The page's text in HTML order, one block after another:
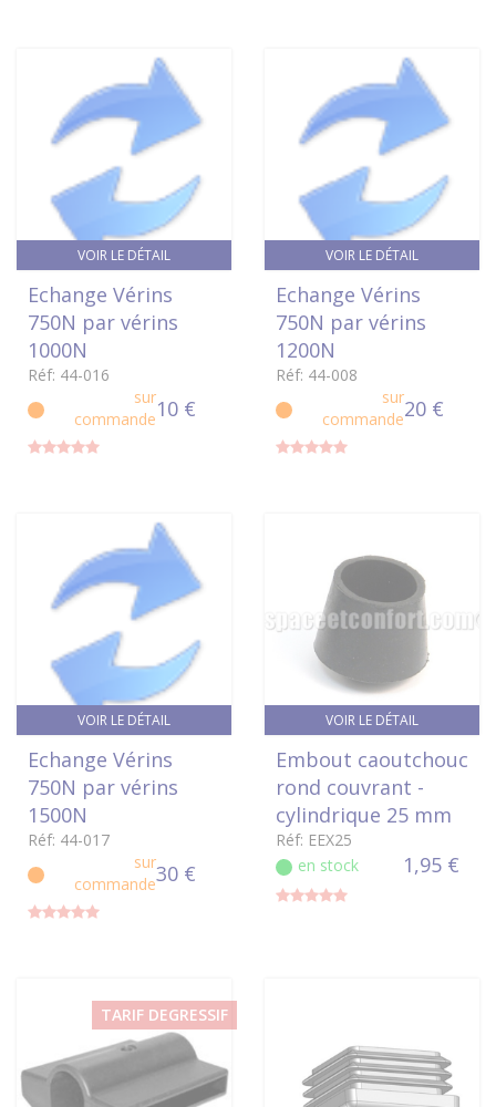
VOIR LE DÉTAIL
Echange Vérins
750N par vérins
1000N
Réf: 44-016
sur
commande10 €
VOIR LE DÉTAIL
Echange Vérins
750N par vérins
1200N
Réf: 44-008
sur
commande20 €
VOIR LE DÉTAIL
Echange Vérins
750N par vérins
1500N
Réf: 44-017
sur
commande30 €
VOIR LE DÉTAIL
Embout caoutchouc
rond couvrant -
cylindrique 25 mm
Réf: EEX25
en stock
1,95 €
TARIF DEGRESSIF